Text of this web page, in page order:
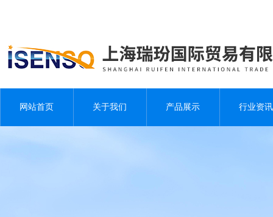
网站首页 关于我们 产品展示 行业资讯